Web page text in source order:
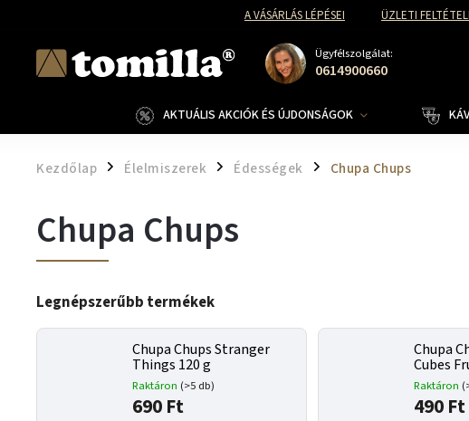
A VÁSÁRLÁS LÉPÉSEI ÜZLETI
Ügyfélszolgálat:
0614900660
AKTUÁLIS AKCIÓK ÉS ÚJDONSÁGOK
Kezdőlap / Élelmiszerek / Édességek / Chupa Chups
Chupa Chups
Legnépszerűbb termékek
Chupa Chups Stranger
Things 120 g
Raktáron (>5 db)
690 Ft
Chupa
Cubes
Raktáron
490 Ft